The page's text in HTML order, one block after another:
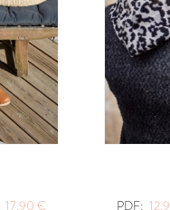
17,90 €
PDF: